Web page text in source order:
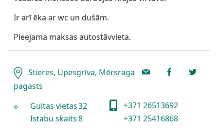
Ir arī ēka ar wc un dušām.
Pieejama maksas autostāvvieta.
Stieres, Upesgrīva, Mērsraga
pagasts
Gultas vietas32
Istabu skaits8
+371 26513692
+371 25416868